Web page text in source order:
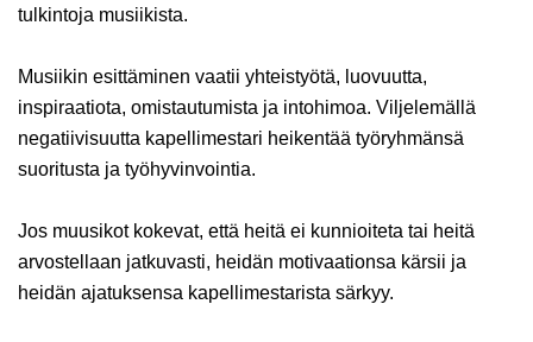
tulkintoja musiikista.
Musiikin esittäminen vaatii yhteistyötä, luovuutta,
inspiraatiota, omistautumista ja intohimoa. Viljelemällä
negatiivisuutta kapellimestari heikentää työryhmänsä
suoritusta ja työhyvinvointia.
Jos muusikot kokevat, että heitä ei kunnioiteta tai heitä
arvostellaan jatkuvasti, heidän motivaationsa kärsii ja
heidän ajatuksensa kapellimestarista särkyy.